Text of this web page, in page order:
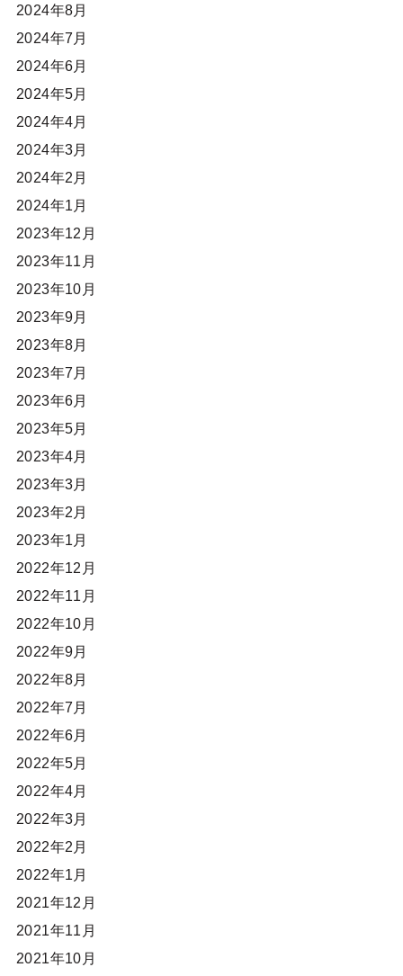
2024年8月
2024年7月
2024年6月
2024年5月
2024年4月
2024年3月
2024年2月
2024年1月
2023年12月
2023年11月
2023年10月
2023年9月
2023年8月
2023年7月
2023年6月
2023年5月
2023年4月
2023年3月
2023年2月
2023年1月
2022年12月
2022年11月
2022年10月
2022年9月
2022年8月
2022年7月
2022年6月
2022年5月
2022年4月
2022年3月
2022年2月
2022年1月
2021年12月
2021年11月
2021年10月